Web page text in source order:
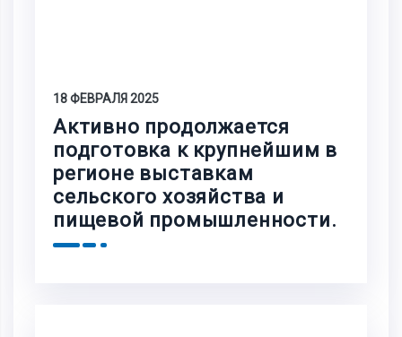
18 ФЕВРАЛЯ 2025
Активно продолжается
подготовка к крупнейшим в
регионе выставкам
сельского хозяйства и
пищевой промышленности.